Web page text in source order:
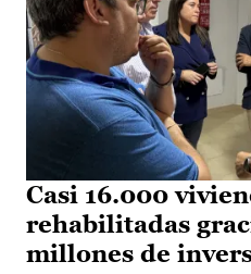
Casi 16.000
rehabilitadas
millones de